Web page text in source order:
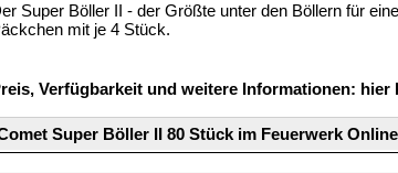
Super Böller II - der Größte unter den Böllern für
mit je 4 Stück.
Verfügbarkeit und weitere Informationen: hier
Super Böller II 80 Stück im Feuerwerk